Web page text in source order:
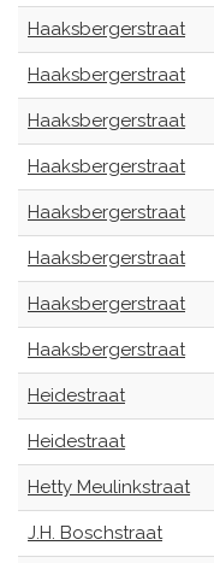
Haaksbergerstraat
Haaksbergerstraat
Haaksbergerstraat
Haaksbergerstraat
Haaksbergerstraat
Haaksbergerstraat
Haaksbergerstraat
Haaksbergerstraat
Heidestraat
Heidestraat
Hetty Meulinkstraat
J.H. Boschstraat